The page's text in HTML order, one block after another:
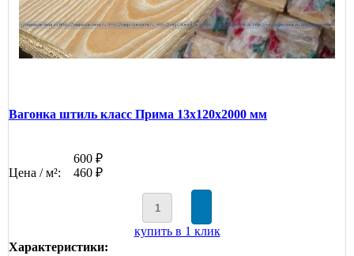
Вагонка штиль класс Прима 13x120x2000 мм
600 ₽
Цена / м²:
460 ₽
купить в 1 клик
Характеристики: